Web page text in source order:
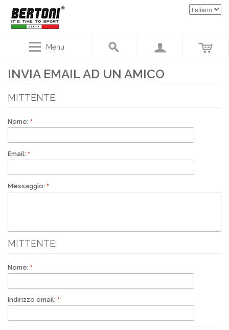
Menu
INVIA EMAIL AD UN AMICO
MITTENTE:
Nome:
Email:
Messaggio:
MITTENTE:
Nome:
Indirizzo email: